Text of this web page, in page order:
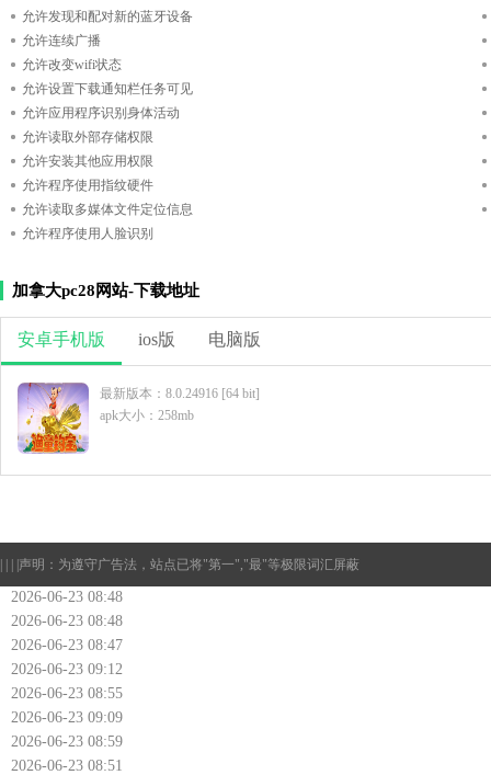
允许发现和配对新的蓝牙设备
允许连续广播
允许改变wifi状态
允许设置下载通知栏任务可见
允许应用程序识别身体活动
允许读取外部存储权限
允许安装其他应用权限
允许程序使用指纹硬件
允许读取多媒体文件定位信息
允许程序使用人脸识别
加拿大pc28网站-下载地址
安卓手机版 ios版 电脑版
最新版本：8.0.24916 [64 bit]
apk大小：258mb
声明：为遵守广告法，站点已将"第一","最"等极限词汇屏蔽
2026-06-23 08:48
2026-06-23 08:48
2026-06-23 08:47
2026-06-23 09:12
2026-06-23 08:55
2026-06-23 09:09
2026-06-23 08:59
2026-06-23 08:51